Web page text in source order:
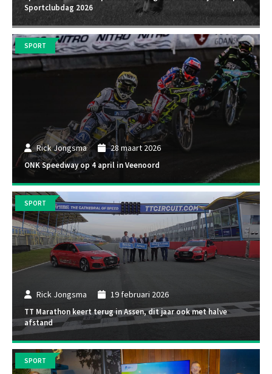
Sportclubdag 2026
Rick Jongsma 28 maart 2026
ONK Speedway op 4 april in Veenoord
SPORT
Rick Jongsma 19 februari 2026
TT Marathon keert terug in Assen, dit jaar ook met halve
afstand
SPORT
SPORT